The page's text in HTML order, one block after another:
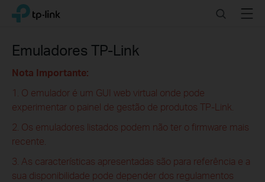
Click
navigation
TP-Link, Reliably Smart SearchMenu
Emuladores TP-Link
Nota Importante:
1. O emulador é um GUI web virtual onde pode
experimentar o painel de gestão de produtos TP-Link.
2. Os emuladores listados podem não ter o firmware mais
recente.
3. As características apresentadas são para referência e a
sua disponibilidade pode depender dos regulamentos